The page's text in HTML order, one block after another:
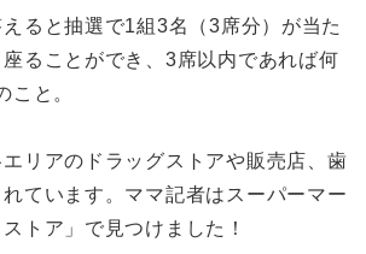
ると抽選で1組3名（3席分）が当た
ることができ、3席以内であれば何
こと。
リアのドラッグストアや販売店、歯
ています。ママ記者はスーパーマー
トア」で見つけました！